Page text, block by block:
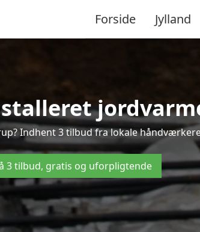
Forside Jylland
Indhent 3 tilbud fra lokale
3 tilbud, gratis og uforpligtende